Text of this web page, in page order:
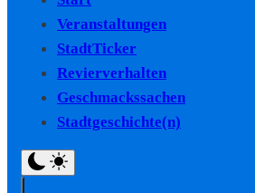
Veranstaltungen
StadtTicker
Revierverhalten
Geschmackssachen
Stadtgeschichte(n)